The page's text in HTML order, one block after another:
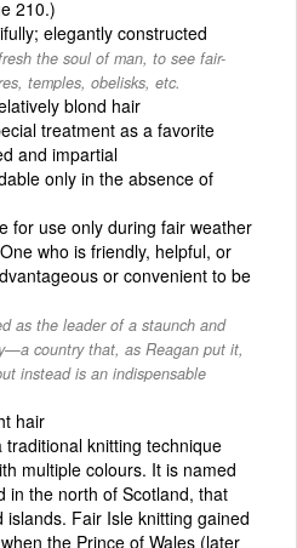
210.)
elegantly constructed
the soul of man, to see fair-
temples, obelisks, etc.
blond hair
treatment as a favorite
and impartial
only in the absence of
for use only during fair weather
One who is friendly, helpful, or
or convenient to be
as the leader of a staunch and
country that, as Reagan put it,
instead is an indispensable
hair
traditional knitting technique
multiple colours. It is named
in the north of Scotland, that
Fair Isle knitting gained
the Prince of Wales (later